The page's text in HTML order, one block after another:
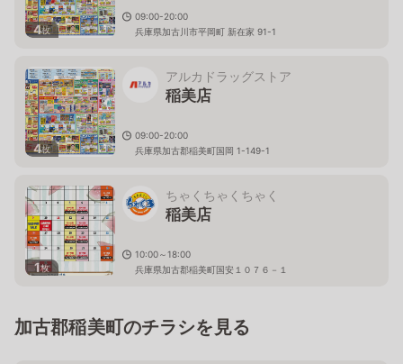
4枚
09:00-20:00
兵庫県加古川市平岡町 新在家 91-1
4枚
アルカドラッグストア
稲美店
09:00-20:00
兵庫県加古郡稲美町国岡 1-149-1
1枚
ちゃくちゃくちゃく
稲美店
10:00～18:00
兵庫県加古郡稲美町国安１０７６－１
加古郡稲美町のチラシを見る